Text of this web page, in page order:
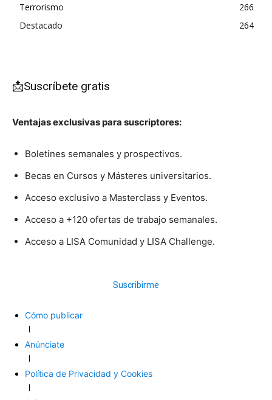
Terrorismo
266
Destacado
264
📩Suscríbete gratis
Ventajas exclusivas para suscriptores:
Boletines semanales y prospectivos.
Becas en Cursos y Másteres universitarios.
Acceso exclusivo a Masterclass y Eventos.
Acceso a +120 ofertas de trabajo semanales.
Acceso a LISA Comunidad y LISA Challenge.
Suscribirme
Cómo publicar
Anúnciate
Política de Privacidad y Cookies